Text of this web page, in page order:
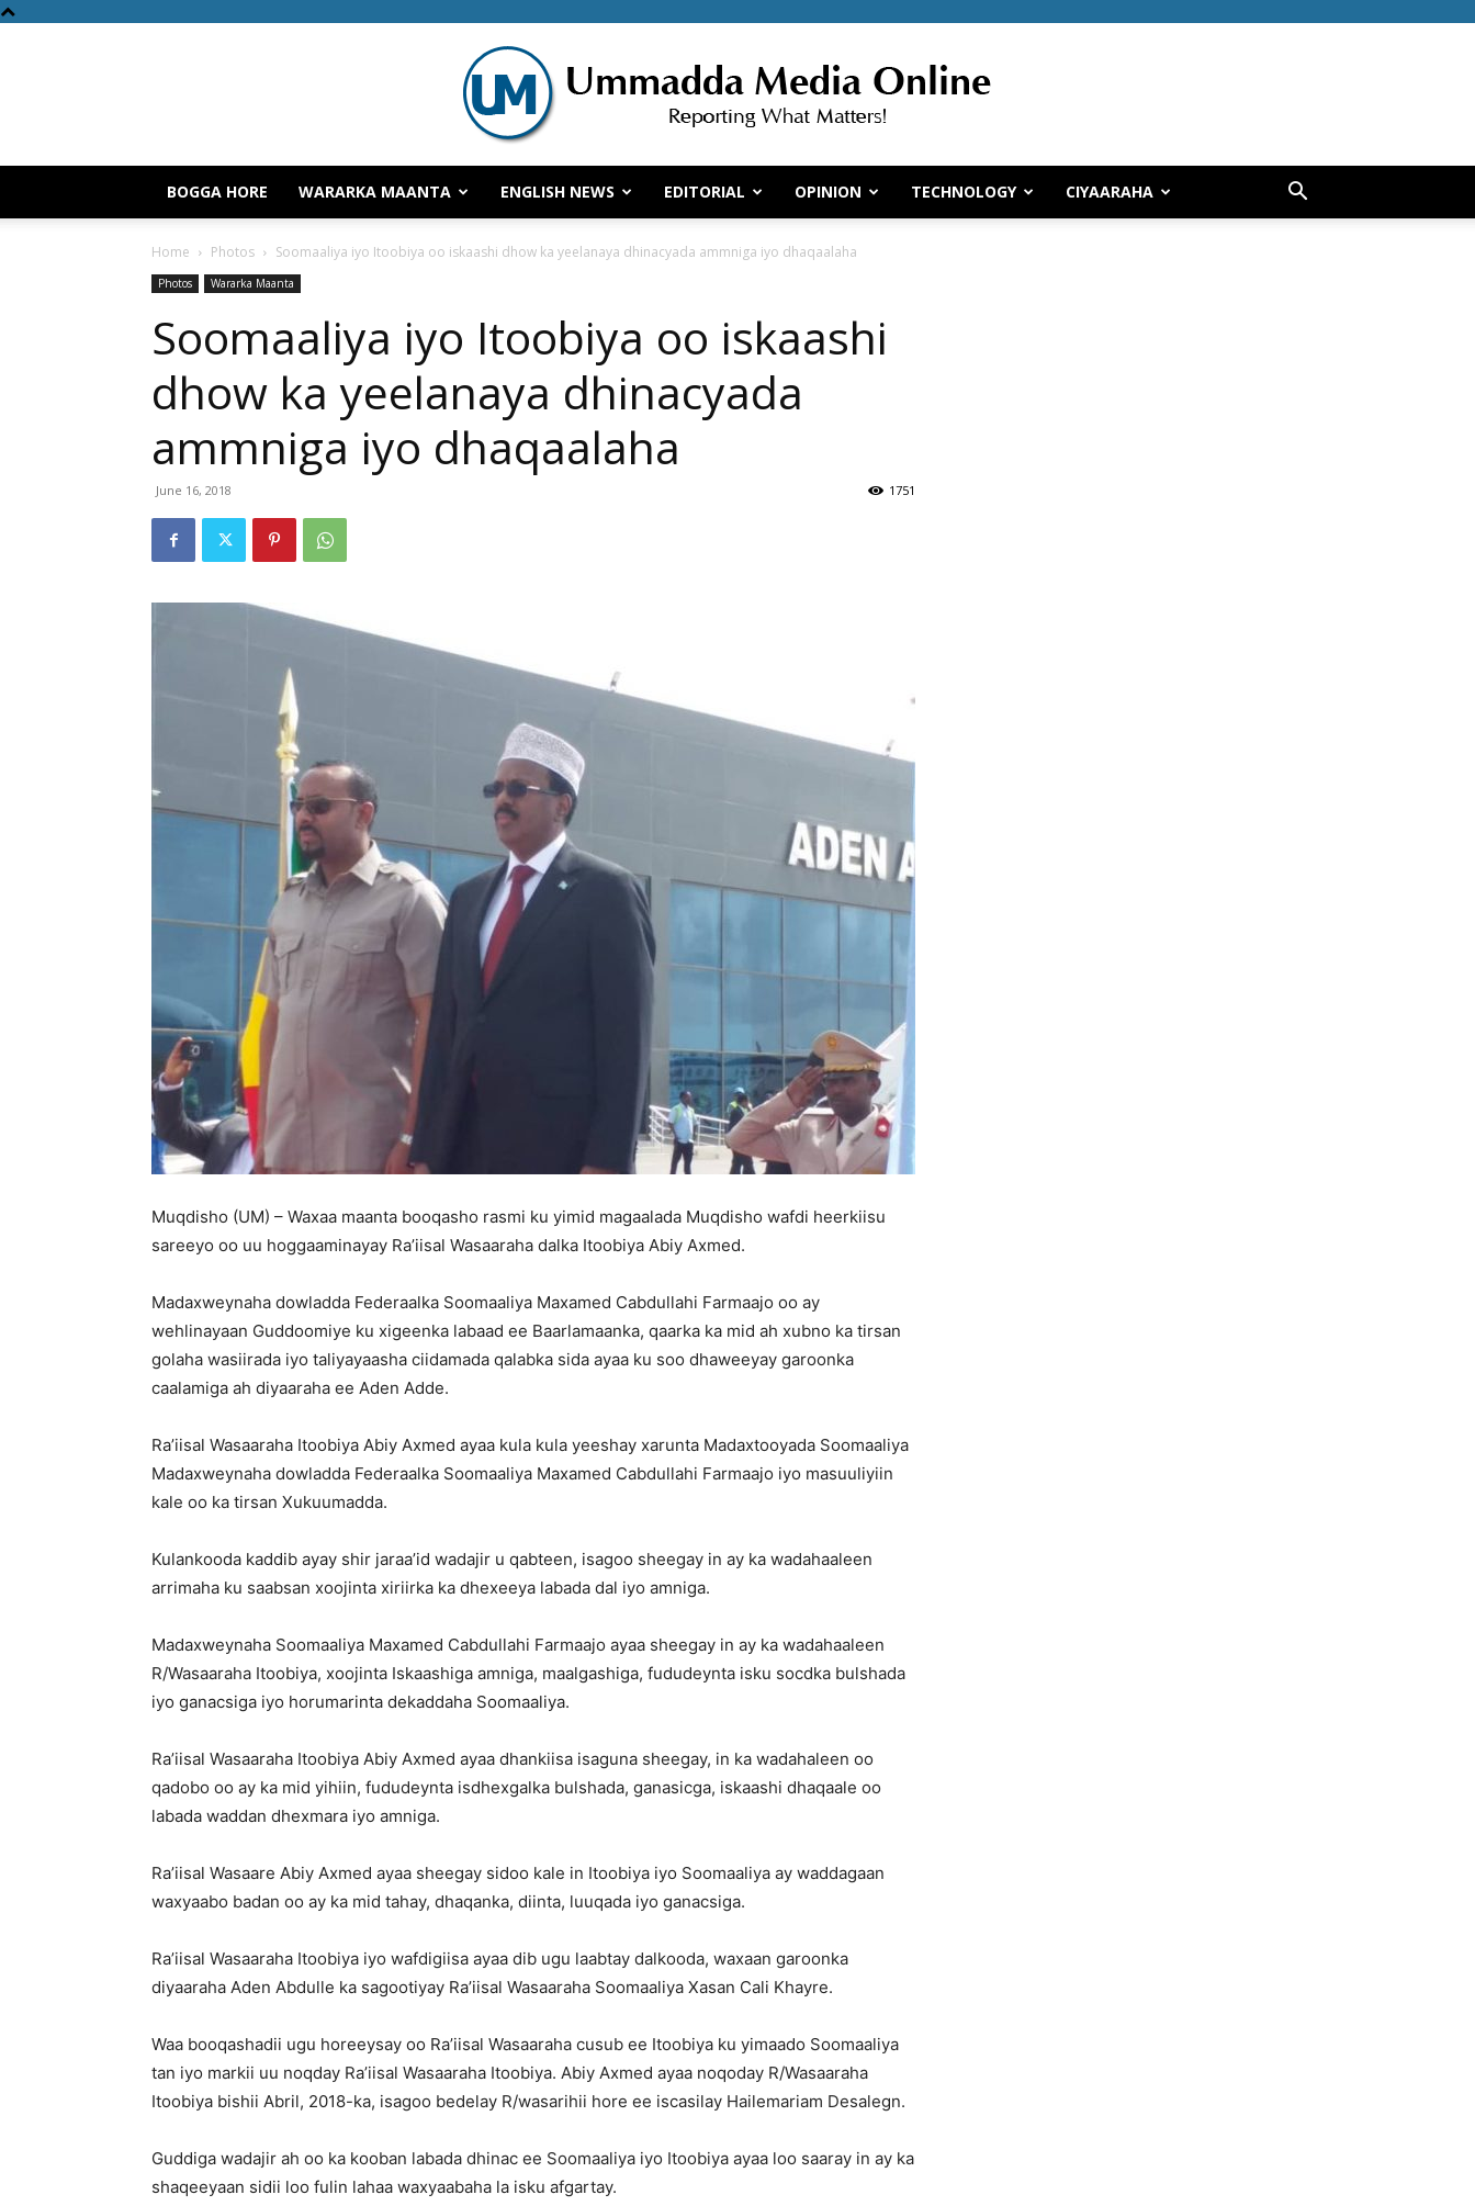
Ummadda
Media
Matters,
Breaking
News,
Deg
Deg
Somalia
BOGGA HORE WARARKA MAANTA ENGLISH NEWS EDITORIAL OPINION TECHNOLOGY CIYAARAHA
Home Photos Soomaaliya iyo Itoobiya oo iskaashi dhow ka yeelanaya dhinacyada ammniga iyo dhaqaalaha
Photos Wararka Maanta
Soomaaliya iyo Itoobiya oo iskaashi
dhow ka yeelanaya dhinacyada
ammniga iyo dhaqaalaha
June 16, 2018 1751
Muqdisho (UM) – Waxaa maanta booqasho rasmi ku yimid magaalada Muqdisho wafdi heerkiisu
sareeyo oo uu hoggaaminayay Ra’iisal Wasaaraha dalka Itoobiya Abiy Axmed.
Madaxweynaha dowladda Federaalka Soomaaliya Maxamed Cabdullahi Farmaajo oo ay
wehlinayaan Guddoomiye ku xigeenka labaad ee Baarlamaanka, qaarka ka mid ah xubno ka tirsan
golaha wasiirada iyo taliyayaasha ciidamada qalabka sida ayaa ku soo dhaweeyay garoonka
caalamiga ah diyaaraha ee Aden Adde.
Ra’iisal Wasaaraha Itoobiya Abiy Axmed ayaa kula kula yeeshay xarunta Madaxtooyada Soomaaliya
Madaxweynaha dowladda Federaalka Soomaaliya Maxamed Cabdullahi Farmaajo iyo masuuliyiin
kale oo ka tirsan Xukuumadda.
Kulankooda kaddib ayay shir jaraa’id wadajir u qabteen, isagoo sheegay in ay ka wadahaaleen
arrimaha ku saabsan xoojinta xiriirka ka dhexeeya labada dal iyo amniga.
Madaxweynaha Soomaaliya Maxamed Cabdullahi Farmaajo ayaa sheegay in ay ka wadahaaleen
R/Wasaaraha Itoobiya, xoojinta Iskaashiga amniga, maalgashiga, fududeynta isku socdka bulshada
iyo ganacsiga iyo horumarinta dekaddaha Soomaaliya.
Ra’iisal Wasaaraha Itoobiya Abiy Axmed ayaa dhankiisa isaguna sheegay, in ka wadahaleen oo
qadobo oo ay ka mid yihiin, fududeynta isdhexgalka bulshada, ganasicga, iskaashi dhaqaale oo
labada waddan dhexmara iyo amniga.
Ra’iisal Wasaare Abiy Axmed ayaa sheegay sidoo kale in Itoobiya iyo Soomaaliya ay waddagaan
waxyaabo badan oo ay ka mid tahay, dhaqanka, diinta, luuqada iyo ganacsiga.
Ra’iisal Wasaaraha Itoobiya iyo wafdigiisa ayaa dib ugu laabtay dalkooda, waxaan garoonka
diyaaraha Aden Abdulle ka sagootiyay Ra’iisal Wasaaraha Soomaaliya Xasan Cali Khayre.
Waa booqashadii ugu horeeysay oo Ra’iisal Wasaaraha cusub ee Itoobiya ku yimaado Soomaaliya
tan iyo markii uu noqday Ra’iisal Wasaaraha Itoobiya. Abiy Axmed ayaa noqoday R/Wasaaraha
Itoobiya bishii Abril, 2018-ka, isagoo bedelay R/wasarihii hore ee iscasilay Hailemariam Desalegn.
Guddiga wadajir ah oo ka kooban labada dhinac ee Soomaaliya iyo Itoobiya ayaa loo saaray in ay ka
shaqeeyaan sidii loo fulin lahaa waxyaabaha la isku afgartay.